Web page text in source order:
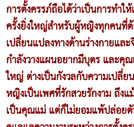
การตั้งครรภ์ถือได้ว่าเป็นการทำใ
ครั้งยิ่งใหญ่สำหรับผู้หญิงทุกคนที่ต้
เปลี่ยนแปลงทางด้านร่างกายแล
กำลังวางแผนอยากมีบุตร และคุ
ใหญ่ ต่างเป็นกังวลกับความเปลี่
หญิงเป็นเพศที่รักสวยรักงามถึงแ
เป็นคุณแม่ แต่ก็ไม่ยอมแพ้ปล่อยตั